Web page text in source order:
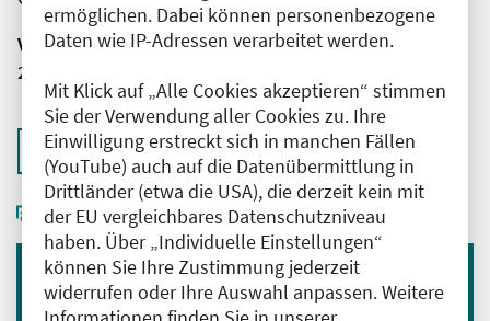
ermöglichen. Dabei können personenbezogene
Daten wie IP-Adressen verarbeitet werden.
Mit Klick auf „Alle Cookies akzeptieren“ stimmen
Sie der Verwendung aller Cookies zu. Ihre
Einwilligung erstreckt sich in manchen Fällen
(YouTube) auch auf die Datenübermittlung in
Drittländer (etwa die USA), die derzeit kein mit
der EU vergleichbares Datenschutzniveau
haben. Über „Individuelle Einstellungen“
können Sie Ihre Zustimmung jederzeit
widerrufen oder Ihre Auswahl anpassen. Weitere
Veranstaltungsnummer
2761102025067380005
Zurück zur Übersicht
Immer informiert bleiben